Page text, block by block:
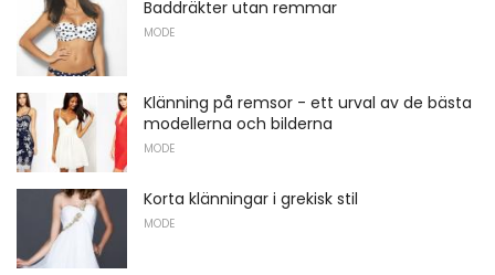
Baddräkter utan remmar
MODE
Klänning på remsor - ett urval av de bästa
modellerna och bilderna
MODE
Korta klänningar i grekisk stil
MODE